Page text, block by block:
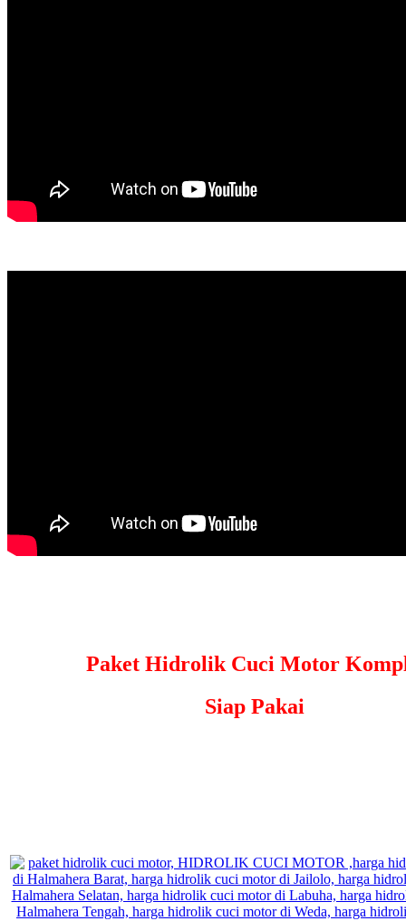
Paket Hidrolik Cuci Motor
Siap Pakai